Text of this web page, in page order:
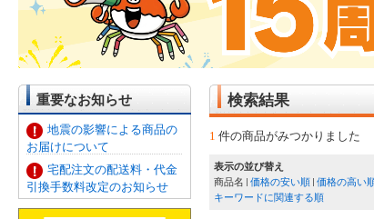
重要なお知らせ
地震の影響による商品の
お届けについて
宅配注文の配送料・代金
引換手数料改定のお知らせ
検索結果
1 件の商品がみつかりました
表示の並び替え
商品名
価格の安い順 価格の高い
キーワードに関連する順